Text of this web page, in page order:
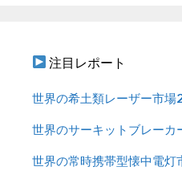
注目レポート
世界の希土類レーザー市
世界のサーキットブレー
世界の常時携帯型懐中電